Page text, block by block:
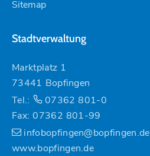
Sitemap
Stadtverwaltung
Marktplatz 1
73441 Bopfingen
Tel.:
07362 801-0
Fax: 07362 801-99
infobopfingen@bopfingen.de
www.bopfingen.de